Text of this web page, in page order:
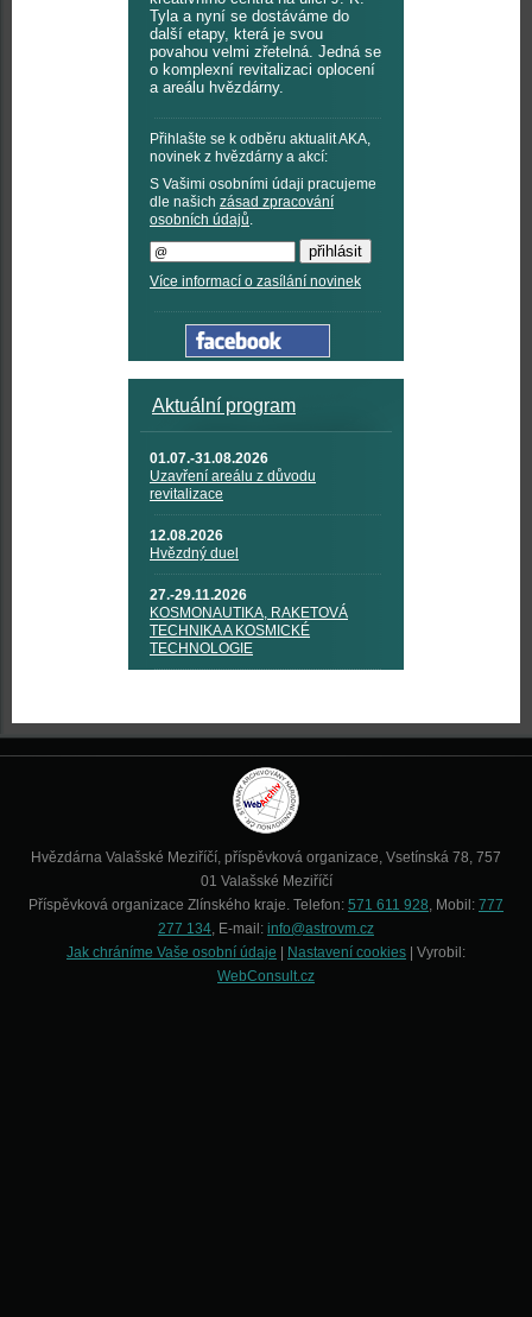
Tyla a nyní se dostáváme do
další etapy, která je svou
povahou velmi zřetelná. Jedná se
o komplexní revitalizaci oplocení
a areálu hvězdárny.
Přihlašte se k odběru aktualit AKA,
novinek z hvězdárny a akcí:
S Vašimi osobními údaji pracujeme
dle našich zásad zpracování
osobních údajů.
Více informací o zasílání novinek
Aktuální program
01.07.-31.08.2026
Uzavření areálu z důvodu
revitalizace
12.08.2026
Hvězdný duel
27.-29.11.2026
KOSMONAUTIKA, RAKETOVÁ
TECHNIKA A KOSMICKÉ
TECHNOLOGIE
Hvězdárna Valašské Meziříčí, příspěvková organizace, Vsetínská 78, 757
01 Valašské Meziříčí
Příspěvková organizace Zlínského kraje. Telefon: 571 611 928, Mobil: 777
277 134, E-mail: info@astrovm.cz
Jak chráníme Vaše osobní údaje
Nastavení cookies | Vyrobil:
WebConsult.cz